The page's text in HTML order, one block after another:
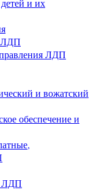
и их
ЛДП
ЛДП
и вожатский
обеспечение и
ЛДП